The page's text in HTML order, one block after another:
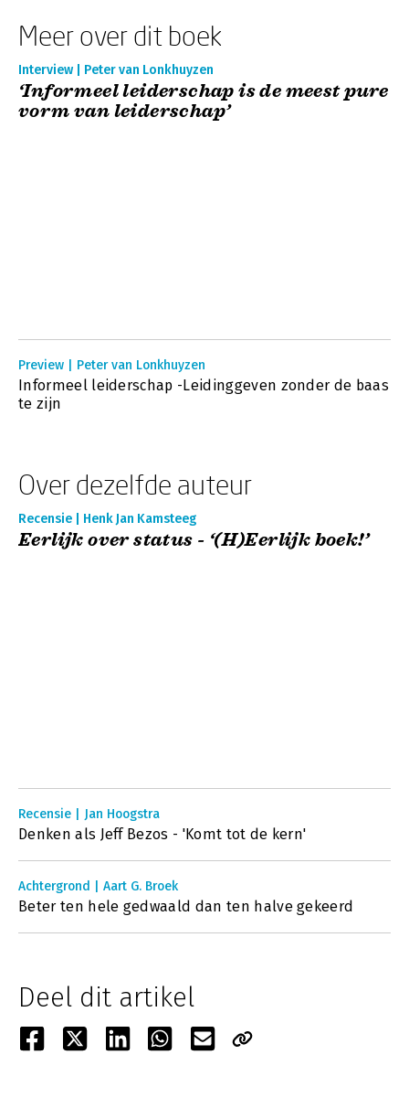
Meer over dit boek
Interview | Peter van Lonkhuyzen
‘Informeel leiderschap is de meest pure
vorm van leiderschap’
Preview | Peter van Lonkhuyzen
Informeel leiderschap -Leidinggeven zonder de baas
te zijn
Over dezelfde auteur
Recensie | Henk Jan Kamsteeg
Eerlijk over status - ‘(H)Eerlijk boek!’
Recensie | Jan Hoogstra
Denken als Jeff Bezos - 'Komt tot de kern'
Achtergrond | Aart G. Broek
Beter ten hele gedwaald dan ten halve gekeerd
Deel dit artikel